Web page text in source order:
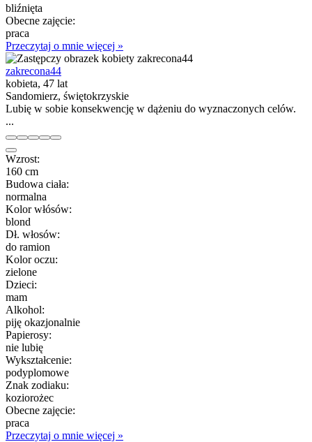
bliźnięta
Obecne zajęcie:
praca
Przeczytaj o mnie więcej »
zakrecona44
kobieta, 47 lat
Sandomierz, świętokrzyskie
Lubię w sobie konsekwencję w dążeniu do wyznaczonych celów.
...
Wzrost:
160 cm
Budowa ciała:
normalna
Kolor włósów:
blond
Dł. włosów:
do ramion
Kolor oczu:
zielone
Dzieci:
mam
Alkohol:
piję okazjonalnie
Papierosy:
nie lubię
Wykształcenie:
podyplomowe
Znak zodiaku:
koziorożec
Obecne zajęcie:
praca
Przeczytaj o mnie więcej »